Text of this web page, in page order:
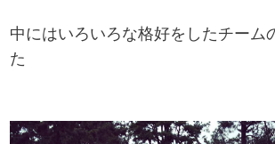
中にはいろいろな格好をしたチーム
た